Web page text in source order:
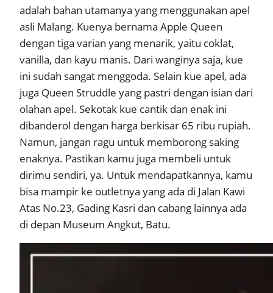
adalah bahan utamanya yang menggunakan apel
asli Malang. Kuenya bernama Apple Queen
dengan tiga varian yang menarik, yaitu coklat,
vanilla, dan kayu manis. Dari wanginya saja, kue
ini sudah sangat menggoda. Selain kue apel, ada
juga Queen Struddle yang pastri dengan isian dari
olahan apel. Sekotak kue cantik dan enak ini
dibanderol dengan harga berkisar 65 ribu rupiah.
Namun, jangan ragu untuk memborong saking
enaknya. Pastikan kamu juga membeli untuk
dirimu sendiri, ya. Untuk mendapatkannya, kamu
bisa mampir ke outletnya yang ada di Jalan Kawi
Atas No.23, Gading Kasri dan cabang lainnya ada
di depan Museum Angkut, Batu.